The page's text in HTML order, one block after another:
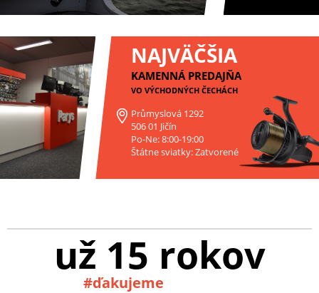
NAJVÄČŠIA
KAMENNÁ PREDAJŇA
VO VÝCHODNÝCH ČECHÁCH
Průmyslová 1292
506 01 Jičín
Po-Ne: 8:00-19:00
Štátne sviatky: Zatvorené
už 15 rokov
#ďakujeme